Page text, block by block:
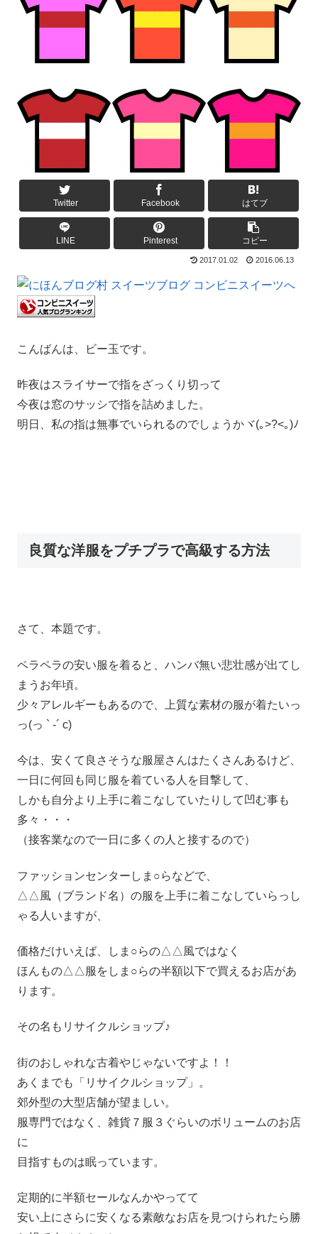
Twitter Facebook はてブ
LINE Pinterest コピー
2017.01.02 2016.06.13
こんばんは、ビー玉です。
昨夜はスライサーで指をざっくり切って
今夜は窓のサッシで指を詰めました。
明日、私の指は無事でいられるのでしょうかヾ(｡>?<｡)ﾉ
良質な洋服をプチプラで高級する方法
さて、本題です。
ペラペラの安い服を着ると、ハンバ無い悲壮感が出てし
まうお年頃。
少々アレルギーもあるので、上質な素材の服が着たいっ
っ(っ ` -´ c)
今は、安くて良さそうな服屋さんはたくさんあるけど、
一日に何回も同じ服を着ている人を目撃して、
しかも自分より上手に着こなしていたりして凹む事も
多々・・・
（接客業なので一日に多くの人と接するので）
ファッションセンターしま○らなどで、
△△風（ブランド名）の服を上手に着こなしていらっし
ゃる人いますが、
価格だけいえば、しま○らの△△風ではなく
ほんもの△△服をしま○らの半額以下で買えるお店があ
ります。
その名もリサイクルショップ♪
街のおしゃれな古着やじゃないですよ！！
あくまでも「リサイクルショップ」。
郊外型の大型店舗が望ましい。
服専門ではなく、雑貨７服３ぐらいのボリュームのお店
に
目指すものは眠っています。
定期的に半額セールなんかやってて
安い上にさらに安くなる素敵なお店を見つけられたら勝